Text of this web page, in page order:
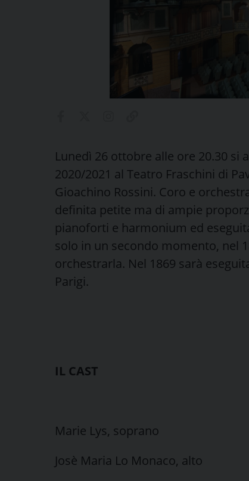
Lunedì 26 ottobre alle ore 20.30 si
2020/2021 al Teatro Fraschini di
Gioachino Rossini. Coro e
definita petite ma di ampie
pianoforti e harmonium ed
solo in un secondo momento, nel
orchestrarla. Nel 1869 sarà
Parigi.
IL CAST
Marie Lys, soprano
Josè Maria Lo Monaco, alto